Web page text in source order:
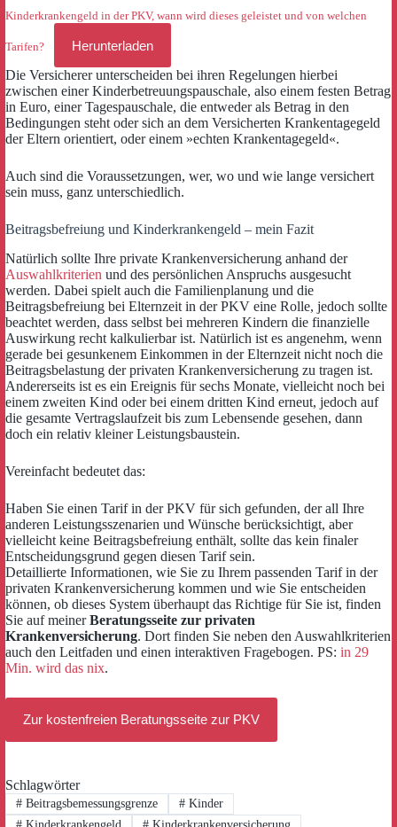
Kinderkrankengeld in der PKV, wann wird dieses geleistet und von welchen
Tarifen?
Herunterladen
Die Versicherer unterscheiden bei ihren Regelungen hierbei
zwischen einer Kinderbetreuungspauschale, also einem festen Betrag
in Euro, einer Tagespauschale, die entweder als Betrag in den
Bedingungen steht oder sich an dem Versicherten Krankentagegeld
der Eltern orientiert, oder einem »echten Krankentagegeld«.
Auch sind die Voraussetzungen, wer, wo und wie lange versichert
sein muss, ganz unterschiedlich.
Beitragsbefreiung und Kinderkrankengeld – mein Fazit
Natürlich sollte Ihre private Krankenversicherung anhand der
Auswahlkriterien und des persönlichen Anspruchs ausgesucht
werden. Dabei spielt auch die Familienplanung und die
Beitragsbefreiung bei Elternzeit in der PKV eine Rolle, jedoch sollte
beachtet werden, dass selbst bei mehreren Kindern die finanzielle
Auswirkung recht kalkulierbar ist. Natürlich ist es angenehm, wenn
gerade bei gesunkenem Einkommen in der Elternzeit nicht noch die
Beitragsbelastung der privaten Krankenversicherung zu tragen ist.
Andererseits ist es ein Ereignis für sechs Monate, vielleicht noch bei
einem zweiten Kind oder bei einem dritten Kind erneut, jedoch auf
die gesamte Vertragslaufzeit bis zum Lebensende gesehen, dann
doch ein relativ kleiner Leistungsbaustein.
Vereinfacht bedeutet das:
Haben Sie einen Tarif in der PKV für sich gefunden, der all Ihre
anderen Leistungsszenarien und Wünsche berücksichtigt, aber
vielleicht keine Beitragsbefreiung enthält, sollte das kein finaler
Entscheidungsgrund gegen diesen Tarif sein.
Detaillierte Informationen, wie Sie zu Ihrem passenden Tarif in der
privaten Krankenversicherung kommen und wie Sie entscheiden
können, ob dieses System überhaupt das Richtige für Sie ist, finden
Sie auf meinerBeratungsseite zur privaten
Krankenversicherung. Dort finden Sie neben den Auswahlkriterien
auch den Leitfaden und einen interaktiven Fragebogen. PS: in 29
Min. wird das nix.
Zur kostenfreien Beratungsseite zur PKV
Schlagwörter
#Beitragsbemessungsgrenze #Kinder